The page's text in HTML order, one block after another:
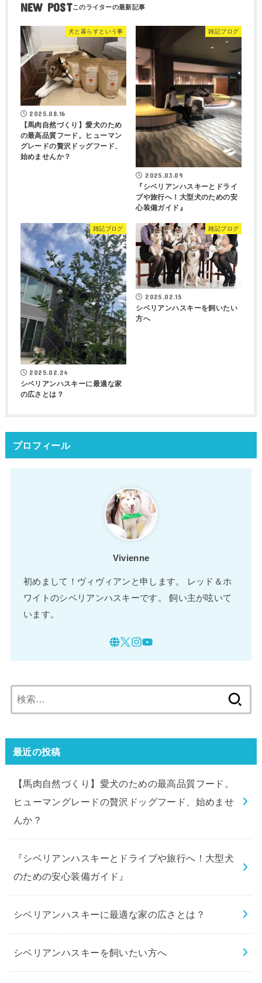
NEW POST
犬と暮らすという事
2025.08.16
【馬肉自然づくり】愛犬のため
の最高品質フード。ヒューマン
グレードの贅沢ドッグフード、
始めませんか？
雑記ブログ
2025.03.09
『シベリアンハスキーとドライ
ブや旅行へ！大型犬のための安
心装備ガイド』
雑記ブログ
2025.02.24
シベリアンハスキーに最適な家
の広さとは？
雑記ブログ
2025.02.15
シベリアンハスキーを飼いたい
方へ
プロフィール
Vivienne
初めまして！ヴィヴィアンと申します。 レッド＆ホ
ワイトのシベリアンハスキーです。 飼い主が呟いて
います。
索:
最近の投稿
【馬肉自然づくり】愛犬のための最高品質フード。
ヒューマングレードの贅沢ドッグフード、始めませ
んか？
『シベリアンハスキーとドライブや旅行へ！大型犬
のための安心装備ガイド』
シベリアンハスキーに最適な家の広さとは？
シベリアンハスキーを飼いたい方へ